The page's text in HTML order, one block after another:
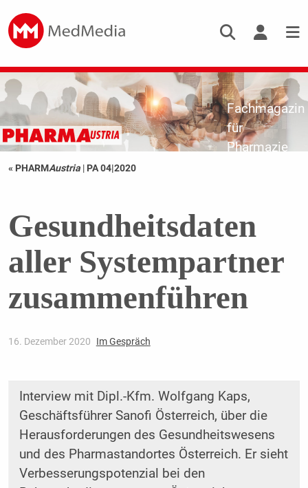
Fachmagazin
für
Pharmazie
« PHARMAustria | PA 04|2020
Gesundheitsdaten
aller Systempartner
zusammenführen
16. Dezember 2020 Im Gespräch
Interview mit Dipl.-Kfm. Wolfgang Kaps,
Geschäftsführer Sanofi Österreich, über die
Herausforderungen des Gesundheitswesens
und des Pharmastandortes Österreich. Er sieht
Verbesserungspotenzial bei den